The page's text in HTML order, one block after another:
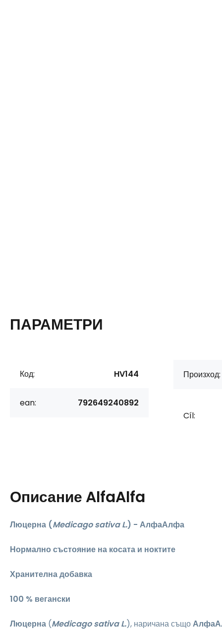
ПАРАМЕТРИ
Код: HV144
ean: 792649240892
Произход:
Cíl:
Описание AlfaAlfa
Люцерна (Medicago sativa L.) - АлфаАлфа
Нормално състояние на косата и ноктите
Хранителна добавка
​100 % вегански
Люцерна (Medicago sativa L.), наричана също